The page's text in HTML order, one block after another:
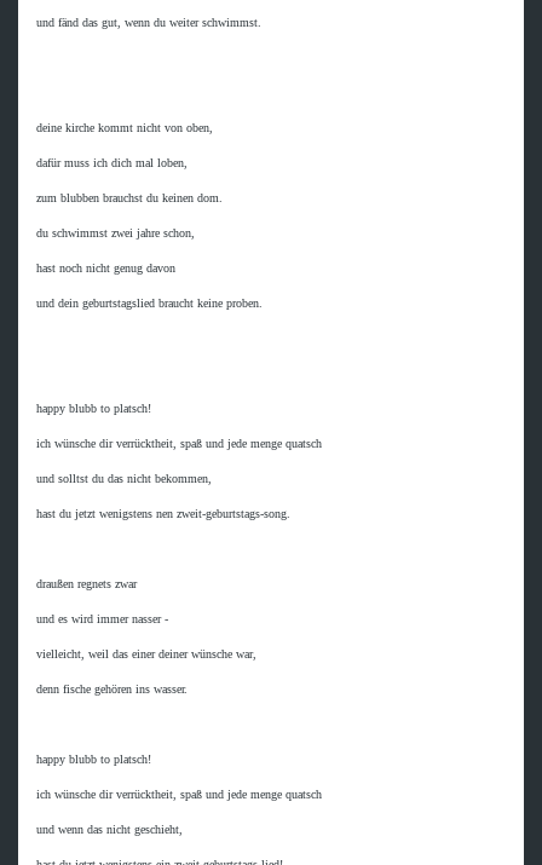
und fänd das gut, wenn du weiter schwimmst.
deine kirche kommt nicht von oben,
dafür muss ich dich mal loben,
zum blubben brauchst du keinen dom.
du schwimmst zwei jahre schon,
hast noch nicht genug davon
und dein geburtstagslied braucht keine proben.
happy blubb to platsch!
ich wünsche dir verrücktheit, spaß und jede menge quatsch
und solltst du das nicht bekommen,
hast du jetzt wenigstens nen zweit-geburtstags-song.
draußen regnets zwar
und es wird immer nasser -
vielleicht, weil das einer deiner wünsche war,
denn fische gehören ins wasser.
happy blubb to platsch!
ich wünsche dir verrücktheit, spaß und jede menge quatsch
und wenn das nicht geschieht,